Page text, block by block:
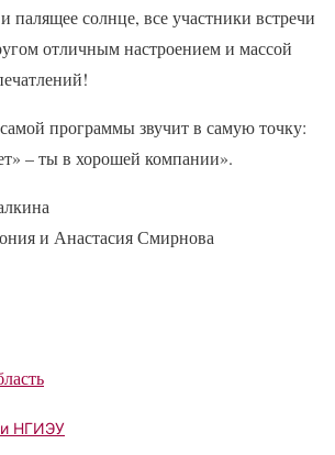
палящее солнце, все участники встречи
отличным настроением и массой
программы звучит в самую точку:
– ты в хорошей компании».
и Анастасия Смирнова
НГИЭУ